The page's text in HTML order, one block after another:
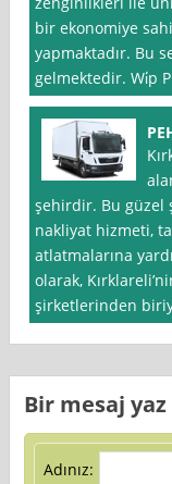
bir ekonomiye
yapmaktadır. Bu
gelmektedir. Wi̇p
şehirdir. Bu güzel
nakliyat hizmeti,
atlatmalarına
olarak,
şirketlerinden
Bir mesaj yaz
Adınız: